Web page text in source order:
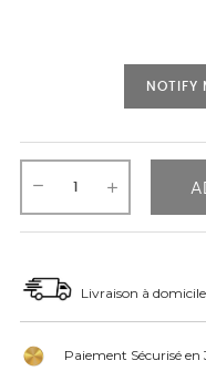
NOTIFY
Livraison à
Paiement Sécurisé en